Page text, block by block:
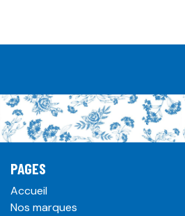
PAGES
Accueil
Nos marques